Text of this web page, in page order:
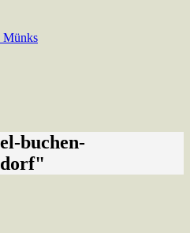
Münks
buchen-